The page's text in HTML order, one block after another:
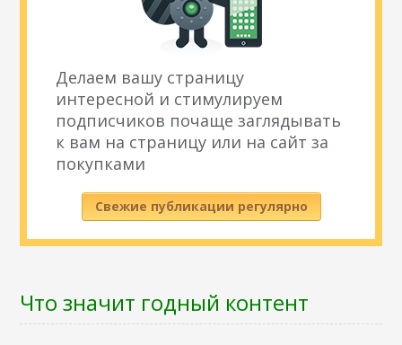
Делаем вашу страницу
интересной и стимулируем
подписчиков почаще заглядывать
к вам на страницу или на сайт за
покупками
Свежие публикации регулярно
Что значит годный контент